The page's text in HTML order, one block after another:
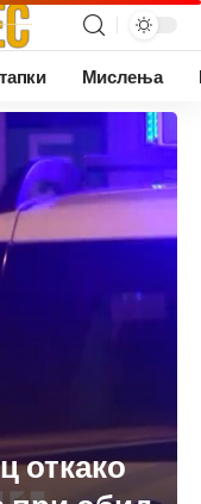
Мислења
откако